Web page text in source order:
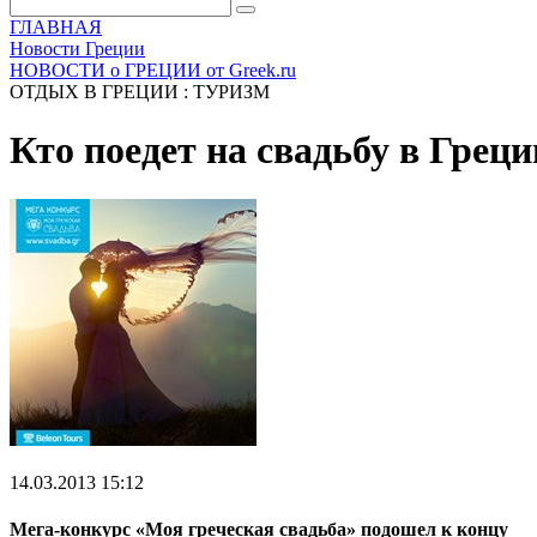
ГЛАВНАЯ
Новости Греции
НОВОСТИ о ГРЕЦИИ от Greek.ru
ОТДЫХ В ГРЕЦИИ : ТУРИЗМ
Кто поедет на свадьбу в
14.03.2013 15:12
Мега-конкурс «Моя греческая свадьба» подошел к концу